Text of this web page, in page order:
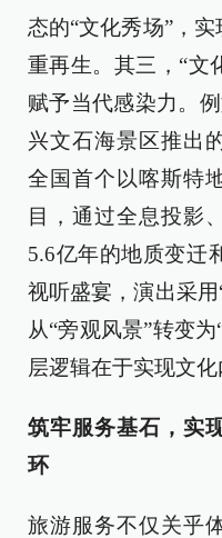
态的“文化秀场”，
重再生。其三，“文
赋予当代感染力。
兴文石海景区推出
全国首个以喀斯特
目，通过全息投影
5.6亿年的地质变迁
视听盛宴，演出采
从“旁观风景”转变
层逻辑在于实现文化
筑牢服务基石，实
环
旅游服务不仅关乎